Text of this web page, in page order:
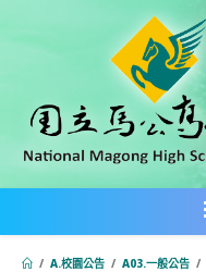
內
/ A.校園公告 / A03.一般公告 /